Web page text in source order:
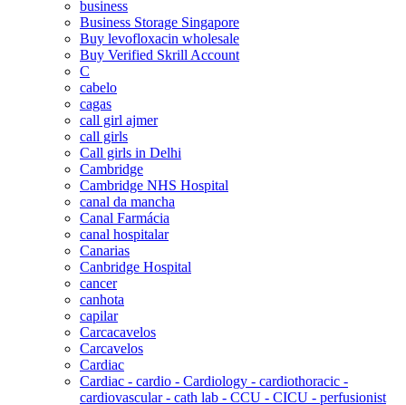
business
Business Storage Singapore
Buy levofloxacin wholesale
Buy Verified Skrill Account
C
cabelo
cagas
call girl ajmer
call girls
Call girls in Delhi
Cambridge
Cambridge NHS Hospital
canal da mancha
Canal Farmácia
canal hospitalar
Canarias
Canbridge Hospital
cancer
canhota
capilar
Carcacavelos
Carcavelos
Cardiac
Cardiac - cardio - Cardiology - cardiothoracic -
cardiovascular - cath lab - CCU - CICU - perfusionist